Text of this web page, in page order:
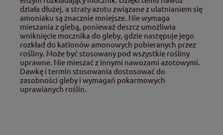
działa dłużej, a straty azotu związane z ulatnianiem się
amoniaku są znacznie mniejsze. Nie wymaga
mieszania z glebą, ponieważ deszcz umożliwia
wniknięcie mocznika do gleby, gdzie następuje jego
rozkład do kationów amonowych pobieranych przez
rośliny. Może być stosowany pod wszystkie rośliny
uprawne. Nie mieszać z innymi nawozami azotowymi.
Dawkę i termin stosowania dostosować do
zasobności gleby i wymagań pokarmowych
uprawianych roślin.